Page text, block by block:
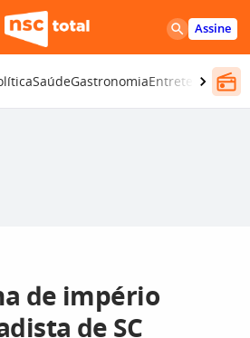
Assine
SaúdeGastronomiaEntretenimento
de império
de SC